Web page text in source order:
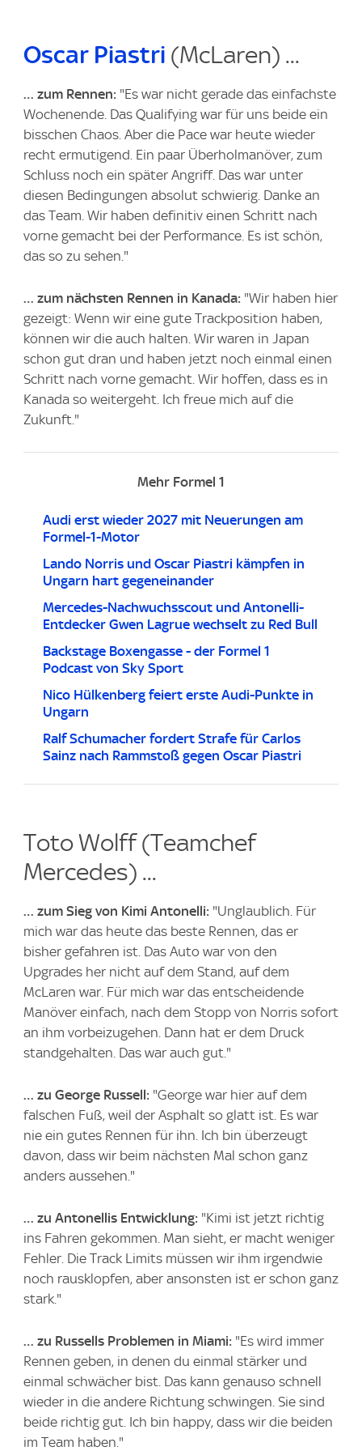
Oscar Piastri (McLaren) ...
… zum Rennen: "Es war nicht gerade das einfachste
Wochenende. Das Qualifying war für uns beide ein
bisschen Chaos. Aber die Pace war heute wieder
recht ermutigend. Ein paar Überholmanöver, zum
Schluss noch ein später Angriff. Das war unter
diesen Bedingungen absolut schwierig. Danke an
das Team. Wir haben definitiv einen Schritt nach
vorne gemacht bei der Performance. Es ist schön,
das so zu sehen."
… zum nächsten Rennen in Kanada: "Wir haben hier
gezeigt: Wenn wir eine gute Trackposition haben,
können wir die auch halten. Wir waren in Japan
schon gut dran und haben jetzt noch einmal einen
Schritt nach vorne gemacht. Wir hoffen, dass es in
Kanada so weitergeht. Ich freue mich auf die
Zukunft."
Mehr Formel 1
Audi erst wieder 2027 mit Neuerungen am
Formel-1-Motor
Lando Norris und Oscar Piastri kämpfen in
Ungarn hart gegeneinander
Mercedes-Nachwuchsscout und Antonelli-
Entdecker Gwen Lagrue wechselt zu Red Bull
Backstage Boxengasse - der Formel 1
Podcast von Sky Sport
Nico Hülkenberg feiert erste Audi-Punkte in
Ungarn
Ralf Schumacher fordert Strafe für Carlos
Sainz nach Rammstoß gegen Oscar Piastri
Toto Wolff (Teamchef
Mercedes) ...
… zum Sieg von Kimi Antonelli: "Unglaublich. Für
mich war das heute das beste Rennen, das er
bisher gefahren ist. Das Auto war von den
Upgrades her nicht auf dem Stand, auf dem
McLaren war. Für mich war das entscheidende
Manöver einfach, nach dem Stopp von Norris sofort
an ihm vorbeizugehen. Dann hat er dem Druck
standgehalten. Das war auch gut."
… zu George Russell: "George war hier auf dem
falschen Fuß, weil der Asphalt so glatt ist. Es war
nie ein gutes Rennen für ihn. Ich bin überzeugt
davon, dass wir beim nächsten Mal schon ganz
anders aussehen."
… zu Antonellis Entwicklung: "Kimi ist jetzt richtig
ins Fahren gekommen. Man sieht, er macht weniger
Fehler. Die Track Limits müssen wir ihm irgendwie
noch rausklopfen, aber ansonsten ist er schon ganz
stark."
… zu Russells Problemen in Miami: "Es wird immer
Rennen geben, in denen du einmal stärker und
einmal schwächer bist. Das kann genauso schnell
wieder in die andere Richtung schwingen. Sie sind
beide richtig gut. Ich bin happy, dass wir die beiden
im Team haben."